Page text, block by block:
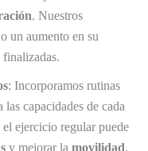
. Nuestros
un aumento en su
finalizadas.
: Incorporamos rutinas
las capacidades de cada
ejercicio regular puede
y mejorar la movilidad.